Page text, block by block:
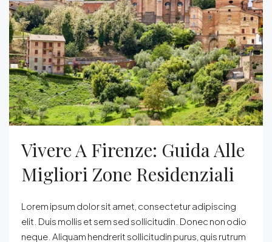
Vivere A Firenze: Guida Alle
Migliori Zone Residenziali
Lorem ipsum dolor sit amet, consectetur adipiscing
elit. Duis mollis et sem sed sollicitudin. Donec non odio
neque. Aliquam hendrerit sollicitudin purus, quis rutrum